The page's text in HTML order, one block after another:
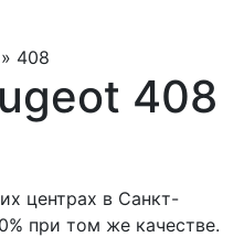
» 408
408
центрах в Санкт-
при том же качестве.